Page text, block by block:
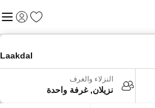
المفضلة
تسجيل
Laakdal
النزلاء والغرف
نزيلان, غرفة واحدة